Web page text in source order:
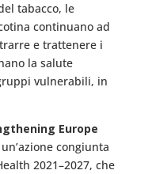
tabacco, le
continuano ad
e trattenere i
la salute
vulnerabili, in
Europe
congiunta
2021–2027, che